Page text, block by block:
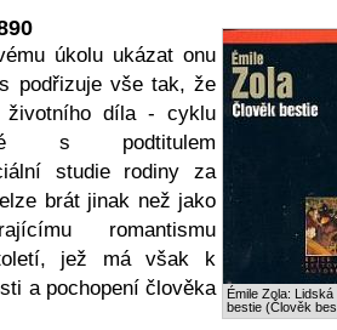
Émile Zola: Lidská
bestie (Člověk
úkolu ukázat onu
podřizuje vše tak, že
díla - cyklu
s podtitulem
studie rodiny za
brát jinak než jako
romantismu
jež má však k
a pochopení člověka